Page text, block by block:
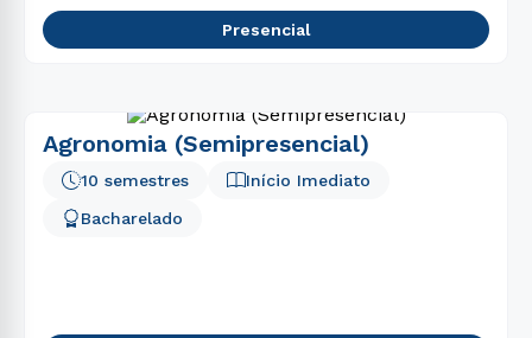
Presencial
Agronomia (Semipresencial)
10 semestres
Início Imediato
Bacharelado